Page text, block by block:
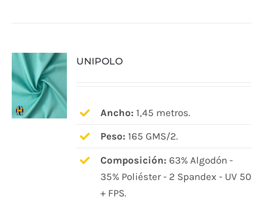
pueden
la
página
UNIPOLO
Ancho: 1,45 metros.
Peso: 165 GMS/2.
Composición: 63% Algodón -
35% Poliéster - 2 Spandex - UV 50
+ FPS.